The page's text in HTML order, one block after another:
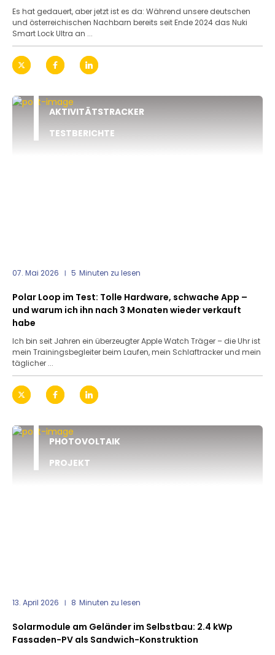
Es hat gedauert, aber jetzt ist es da: Während unsere deutschen
und österreichischen Nachbarn bereits seit Ende 2024 das Nuki
Smart Lock Ultra an ...
AKTIVITÄTSTRACKER
TESTBERICHTE
07. Mai 2026 5 Minuten zu lesen
Polar Loop im Test: Tolle Hardware, schwache App –
und warum ich ihn nach 3 Monaten wieder verkauft
habe
Ich bin seit Jahren ein überzeugter Apple Watch Träger – die Uhr ist
mein Trainingsbegleiter beim Laufen, mein Schlaftracker und mein
täglicher ...
PHOTOVOLTAIK
PROJEKT
13. April 2026 8 Minuten zu lesen
Solarmodule am Geländer im Selbstbau: 2.4 kWp
Fassaden-PV als Sandwich-Konstruktion